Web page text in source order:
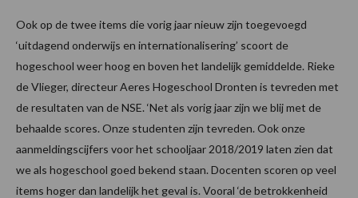
Ook op de twee items die vorig jaar nieuw zijn toegevoegd
‘uitdagend onderwijs en internationalisering’ scoort de
hogeschool weer hoog en boven het landelijk gemiddelde. Rieke
de Vlieger, directeur Aeres Hogeschool Dronten is tevreden met
de resultaten van de NSE. ‘Net als vorig jaar zijn we blij met de
behaalde scores. Onze studenten zijn tevreden. Ook onze
aanmeldingscijfers voor het schooljaar 2018/2019 laten zien dat
we als hogeschool goed bekend staan. Docenten scoren op veel
items hoger dan landelijk het geval is. Vooral ‘de betrokkenheid